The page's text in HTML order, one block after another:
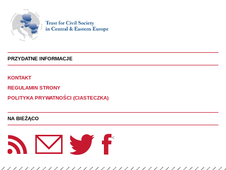
PRZYDATNE INFORMACJE
KONTAKT
REGULAMIN STRONY
POLITYKA PRYWATNOŚCI (CIASTECZKA)
NA BIEŻĄCO
Panoptyka Facebook <